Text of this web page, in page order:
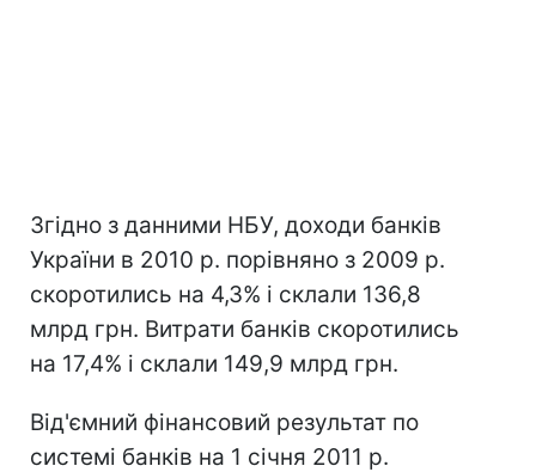
Згідно з данними НБУ, доходи банків
України в 2010 р. порівняно з 2009 р.
скоротились на 4,3% і склали 136,8
млрд грн. Витрати банків скоротились
на 17,4% і склали 149,9 млрд грн.
Від'ємний фінансовий результат по
системі банків на 1 січня 2011 р.